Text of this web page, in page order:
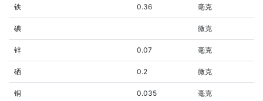
铁 0.36 毫克
碘 微克
锌 0.07 毫克
硒 0.2 微克
铜 0.035 毫克